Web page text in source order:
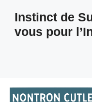
contenu
Instinct de
vous pour